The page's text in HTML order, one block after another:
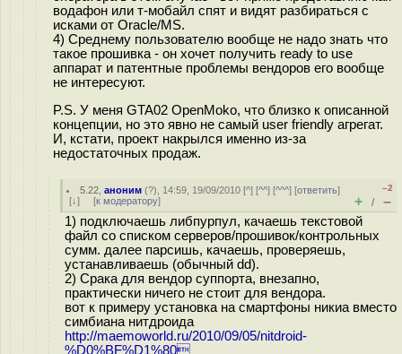
водафон или т-мобайл спят и видят разбираться с
исками от Oracle/MS.
4) Среднему пользователю вообще не надо знать что
такое прошивка - он хочет получить ready to use
аппарат и патентные проблемы вендоров его вообще
не интересуют.
P.S. У меня GTA02 OpenMoko, что близко к описанной
концепции, но это явно не самый user friendly агрегат.
И, кстати, проект накрылся именно из-за
недостаточных продаж.
5.22 ,аноним (?), 14:59, 19/09/2010 [^] [^^] [^^^] [ответить]
[↓] [к модератору]
–2
+ / –
1) подключаешь либпурпул, качаешь текстовой
файл со списком серверов/прошивок/контрольных
сумм. далее парсишь, качаешь, проверяешь,
устанавливаешь (обычный dd).
2) Срака для вендор суппорта, внезапно,
практически ничего не стоит для вендора.
вот к примеру установка на смартфоны никиа вместо
симбиана нитдроида
http://maemoworld.ru/2010/09/05/nitdroid-
%D0%BF%D1%80